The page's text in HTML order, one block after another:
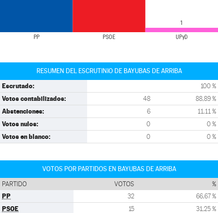
PP PSOE UPyD
1
RESUMEN DEL ESCRUTINIO DE BAYUBAS DE ARRIBA
Escrutado: 100 %
Votos contabilizados: 48 88,89 %
Abstenciones: 6 11,11 %
Votos nulos: 0 0 %
Votos en blanco: 0 0 %
VOTOS POR PARTIDOS EN BAYUBAS DE ARRIBA
PARTIDO VOTOS %
PP 32 66,67 %
PSOE 15 31,25 %